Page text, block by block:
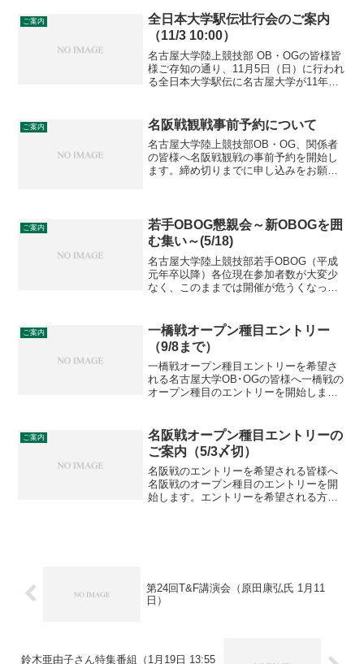
すが、日本インカレは岐阜で開催されま
す。地元開催で上位入賞...
ご案内
全日本大学駅伝壮行会のご案内
（11/3 10:00）
名古屋大学陸上競技部 OB・OGの皆様皆
様ご存知の通り、11月5日（日）に行われ
る全日本大学駅伝に名古屋大学が11年ぶ
く、壮行会を開催します。大会を2日後に
控えているた...
ご案内 名阪戦観戦事前予約について
名古屋大学陸上競技部OB・OG、関係者
の皆様へ名阪戦観戦の事前予約を開始し
ます。締め切りまでに申し込みをお願い
防の観点から観戦さ...
ご案内
若手OBOG懇親会～新OBOGを囲
む集い～(5/18)
名古屋大学陸上競技部若手OBOG（平成
元年卒以降）各位現在参加者数が大変少
なく、このままでは開催が危うくなって
じます。3月17日に卒業式が行われ、陸上
競技部からも多...
ご案内
一橋戦オープン種目エントリー
（9/8まで）
一橋戦オープン種目エントリーを希望さ
れる名古屋大学OB･OGの皆様へ一橋戦の
オープン種目のエントリーを開始しま
大会会場 : 物産フードサイエンス1969知
多ス...
ご案内
名阪戦オープン種目エントリーの
ご案内（5/3〆切）
名阪戦のエントリーを希望される皆様へ
名阪戦のオープン種目のエントリーを開
始します。エントリーを希望される方は
第24回T&F講演会（原田康弘氏 1月11
日）
鈴木亜由子さん特集番組（1月19日 13:55